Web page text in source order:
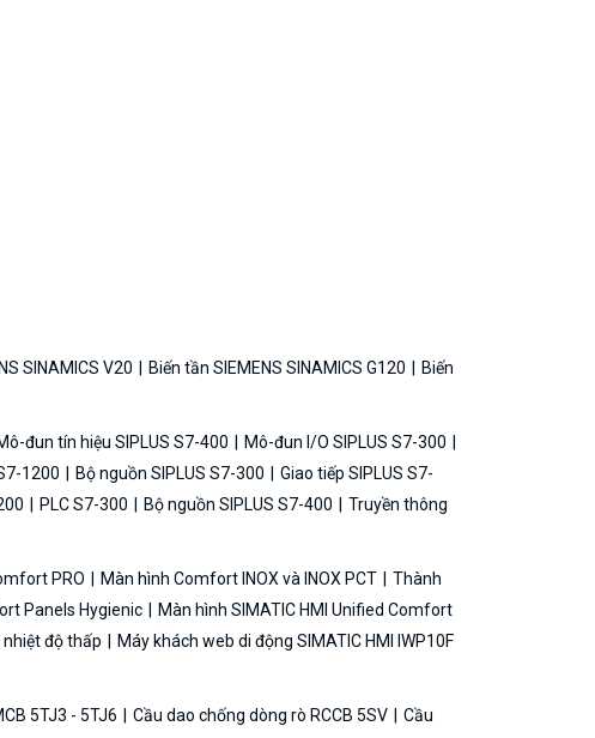
SINAMICS V20 Biến tần SIEMENS SINAMICS G120
Biến
đun tín hiệu SIPLUS S7-400
Mô-đun I/O SIPLUS S7-300
1200 Bộ nguồn SIPLUS S7-300
Giao tiếp SIPLUS S7-
PLC S7-300 Bộ nguồn SIPLUS S7-400
Truyền thông
PRO Màn hình Comfort INOX và INOX PCT
Thành
Panels Hygienic
Màn hình SIMATIC HMI Unified Comfort
độ thấp
Máy khách web di động SIMATIC HMI IWP10F
5TJ3 - 5TJ6 Cầu dao chống dòng rò RCCB 5SV
Cầu